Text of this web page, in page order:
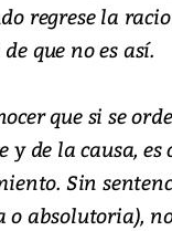
regrese la
que no es así.
que si se
y de la causa, es
Sin
o absolutoria),